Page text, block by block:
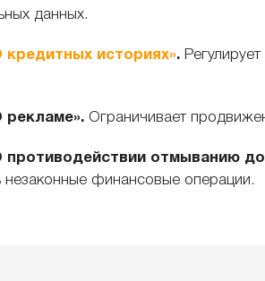
данных.
кредитных историях».
рекламе». Ограничивает
противодействии отмыванию
незаконные финансовые операции.